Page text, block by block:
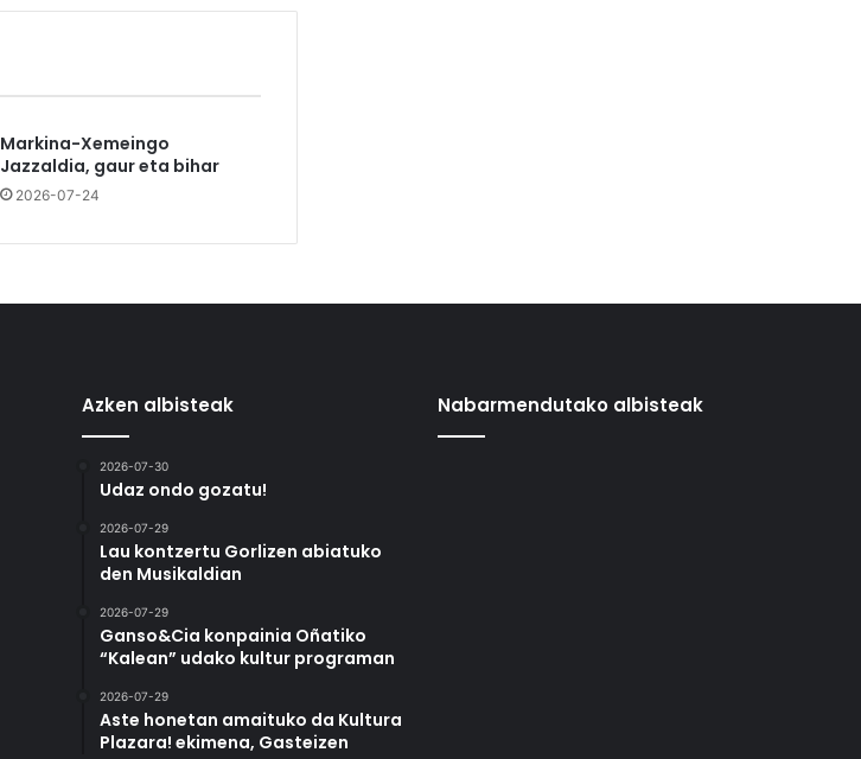
Markina-Xemeingo
Jazzaldia, gaur eta bihar
2026-07-24
Azken albisteak
2026-07-30
Udaz ondo gozatu!
2026-07-29
Lau kontzertu Gorlizen abiatuko
den Musikaldian
2026-07-29
Ganso&Cia konpainia Oñatiko
“Kalean” udako kultur programan
2026-07-29
Aste honetan amaituko da Kultura
Plazara! ekimena, Gasteizen
Nabarmendutako albisteak